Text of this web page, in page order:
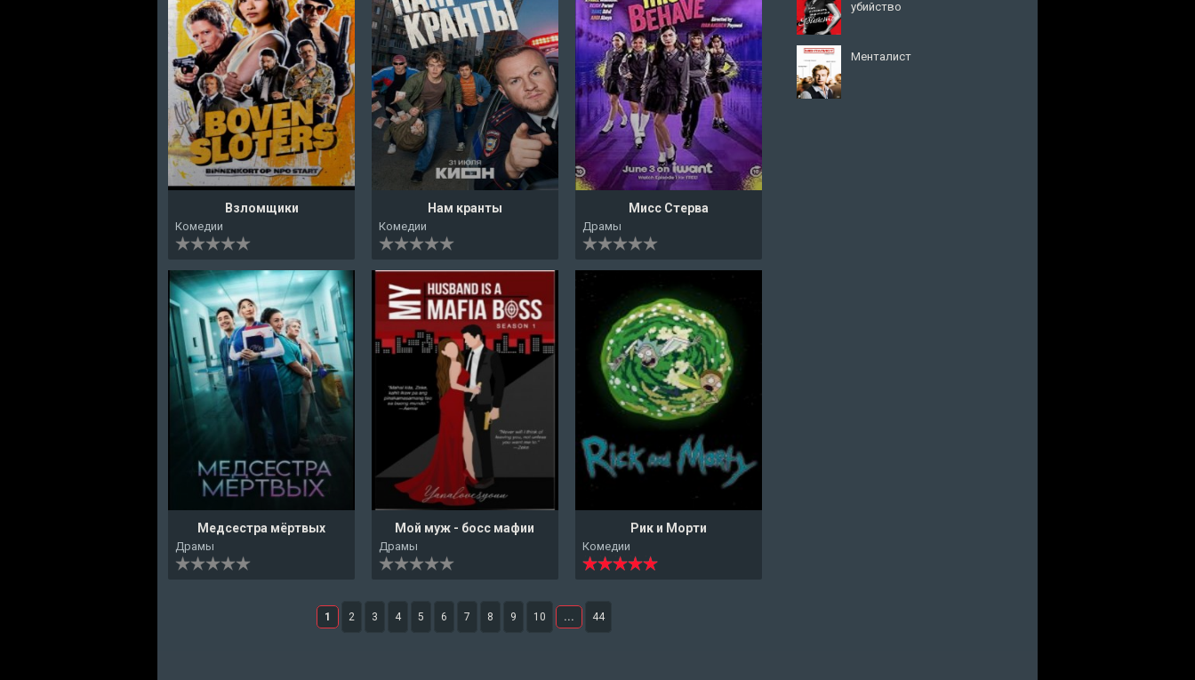
Взломщики
Комедии
Нам кранты
Комедии
Мисс Стерва
Драмы
Медсестра мёртвых
Драмы
Мой муж - босс мафии
Драмы
Рик и Морти
Комедии
1 2 3 4 5 6 7 8 9 10 ... 44
убийство
Менталист